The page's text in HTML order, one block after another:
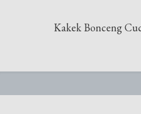
Kakek Bonceng